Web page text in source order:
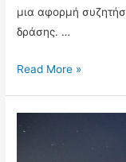
μια αφορμή
δράσης. …
2o
στη
Read More »